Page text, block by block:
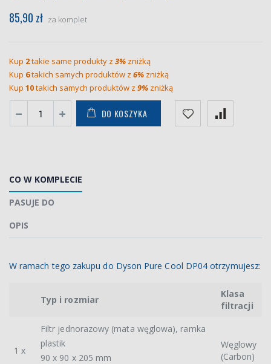
85,90 zł za komplet
Kup 2takie same produkty z 3% zniżką
Kup 6takich samych produktów z 6% zniżką
Kup 10takich samych produktów z 9% zniżką
DO KOSZYKA
CO W KOMPLECIE
PASUJE DO
OPIS
W ramach tego zakupu do Dyson Pure Cool DP04 otrzymujesz:
Typ i rozmiar
Klasa
filtracji
1 x
Filtr jednorazowy (mata węglowa), ramka
plastik
90 x 90 x 205 mm
Węglowy
(Carbon)